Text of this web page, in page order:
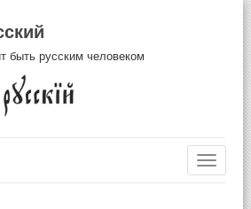
быть русским человеком